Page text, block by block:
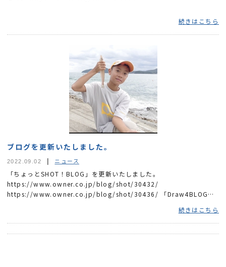
続きはこちら
ブログを更新いたしました。
2022.09.02 ニュース
「ちょっとSHOT！BLOG」を更新いたしました。
https://www.owner.co.jp/blog/shot/30432/
https://www.owner.co.jp/blog/shot/30436/ 「Draw4BLOG」
続きはこちら